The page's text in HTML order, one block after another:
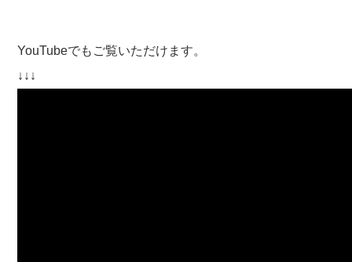
YouTubeでもご覧いただけます。
↓↓↓